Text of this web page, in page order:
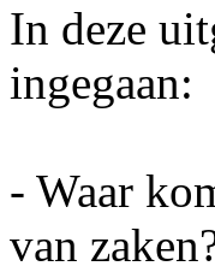
In deze
ingegaan:
- Waar
van